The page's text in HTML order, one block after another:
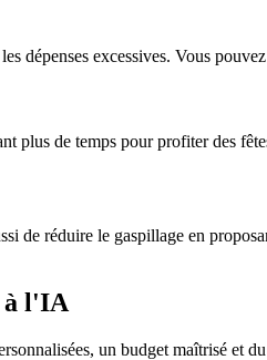
dépenses excessives. Vous
plus de temps pour profiter des
de réduire le gaspillage en
à l'IA
un budget maîtrisé et